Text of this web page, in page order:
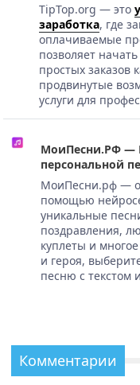
TipTop.org — это
заработка, где
оплачиваемые
позволяет
простых заказов
продвинутые
услуги для
МоиПесни.РФ —
персональной
МоиПесни.рф —
помощью
уникальные
поздравления,
куплеты и
и героя,
песню с текстом
Комментарии